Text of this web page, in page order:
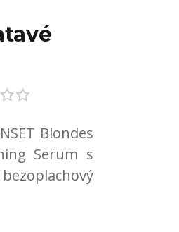
Blondes
Serum s